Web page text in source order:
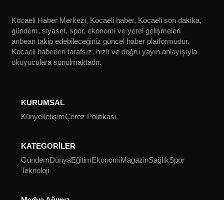
Kocaeli Haber Merkezi, Kocaeli haber, Kocaeli son dakika,
gündem, siyaset, spor, ekonomi ve yerel gelişmeleri
anbean takip edebileceğiniz güncel haber platformudur.
Kocaeli haberleri tarafsız, hızlı ve doğru yayın anlayışıyla
okuyuculara sunulmaktadır.
KURUMSAL
KünyeİletişimÇerez Politikası
KATEGORİLER
GündemDünyaEğitimEkonomiMagazinSağlıkSpor
Teknoloji